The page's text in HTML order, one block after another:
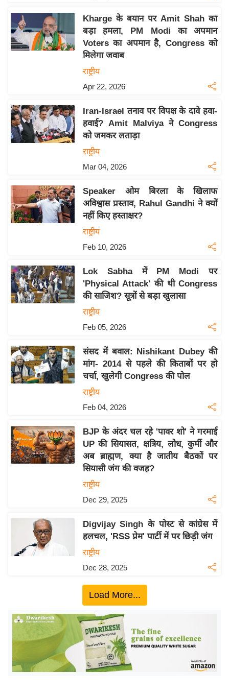
य
ब
ज
के
ट
I
0
2
6
म
ई
-
पे
मि
सा
ल
सा
ल
श
डि
ज
ऑ
Kharge के बयान पर Amit Shah का
बड़ा हमला, PM Modi का अपमान
Voters का अपमान है, Congress को
मिलेगा जवाब
राष्ट्रीय
Apr 22, 2026
Iran-Israel तनाव पर विपक्ष के दावे हवा-
हवाई? Amit Malviya ने Congress
को जमकर लताड़ा
राष्ट्रीय
Mar 04, 2026
Speaker ओम बिरला के खिलाफ
अविश्वास प्रस्ताव, Rahul Gandhi ने क्यों
नहीं किए हस्ताक्षर?
राष्ट्रीय
Feb 10, 2026
Lok Sabha में PM Modi पर
'Physical Attack' की थी Congress
की साजिश? सूत्रों से बड़ा खुलासा
राष्ट्रीय
Feb 05, 2026
संसद में बवाल: Nishikant Dubey की
मांग- 2014 से पहले की किताबों पर हो
चर्चा, खुलेगी Congress की पोल
राष्ट्रीय
Feb 04, 2026
BJP के अंदर चल रहे 'पावर शो' ने गरमाई
UP की सियासत, क्षत्रिय, लोध, कुर्मी और
अब ब्राह्मण, क्या है जातीय बैठकों पर
सियासी जंग की वजह?
राष्ट्रीय
Dec 29, 2025
Digvijay Singh के पोस्ट से कांग्रेस में
हलचल, 'RSS प्रेम' पार्टी में पर छिड़ी जंग
राष्ट्रीय
Dec 28, 2025
Load More...